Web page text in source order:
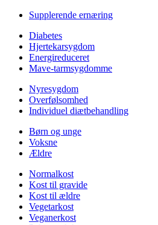
Supplerende ernæring
Diabetes
Hjertekarsygdom
Energireduceret
Mave-tarmsygdomme
Nyresygdom
Overfølsomhed
Individuel diætbehandling
Børn og unge
Voksne
Ældre
Normalkost
Kost til gravide
Kost til ældre
Vegetarkost
Veganerkost